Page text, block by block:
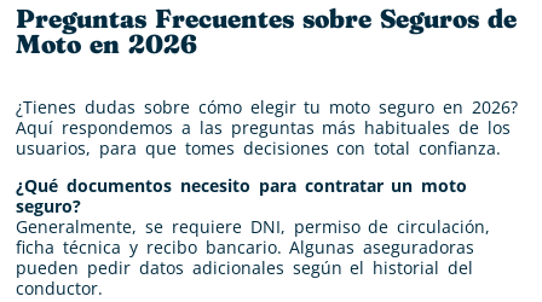
Preguntas Frecuentes sobre Seguros de
Moto en 2026
¿Tienes dudas sobre cómo elegir tu moto seguro en 2026?
Aquí respondemos a las preguntas más habituales de los
usuarios, para que tomes decisiones con total confianza.
¿Qué documentos necesito para contratar un moto
seguro?
Generalmente, se requiere DNI, permiso de circulación,
ficha técnica y recibo bancario. Algunas aseguradoras
pueden pedir datos adicionales según el historial del
conductor.